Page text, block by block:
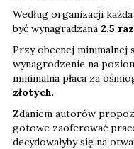
Według organizacji
być wynagradzana 2,5
Przy obecnej minimalnej
wynagrodzenie na
minimalna płaca za
złotych.
Zdaniem autorów
gotowe zaoferować
decydowałyby się na